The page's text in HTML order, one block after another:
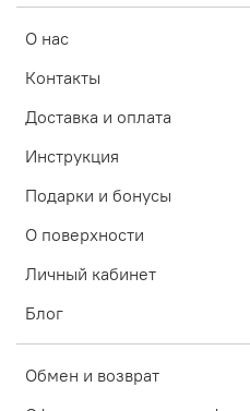
О нас
Контакты
Доставка и оплата
Инструкция
Подарки и бонусы
О поверхности
Личный кабинет
Блог
Обмен и возврат